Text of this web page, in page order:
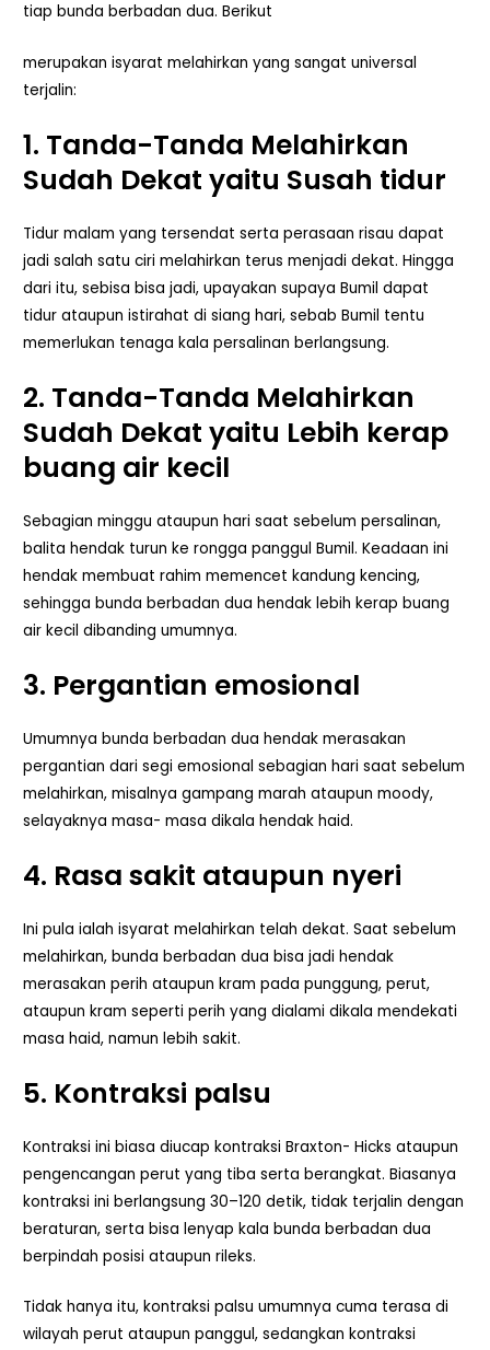
tiap bunda berbadan dua. Berikut
merupakan isyarat melahirkan yang sangat universal
terjalin:
1. Tanda-Tanda Melahirkan
Sudah Dekat yaitu Susah tidur
Tidur malam yang tersendat serta perasaan risau dapat
jadi salah satu ciri melahirkan terus menjadi dekat. Hingga
dari itu, sebisa bisa jadi, upayakan supaya Bumil dapat
tidur ataupun istirahat di siang hari, sebab Bumil tentu
memerlukan tenaga kala persalinan berlangsung.
2. Tanda-Tanda Melahirkan
Sudah Dekat yaitu Lebih kerap
buang air kecil
Sebagian minggu ataupun hari saat sebelum persalinan,
balita hendak turun ke rongga panggul Bumil. Keadaan ini
hendak membuat rahim memencet kandung kencing,
sehingga bunda berbadan dua hendak lebih kerap buang
air kecil dibanding umumnya.
3. Pergantian emosional
Umumnya bunda berbadan dua hendak merasakan
pergantian dari segi emosional sebagian hari saat sebelum
melahirkan, misalnya gampang marah ataupun moody,
selayaknya masa- masa dikala hendak haid.
4. Rasa sakit ataupun nyeri
Ini pula ialah isyarat melahirkan telah dekat. Saat sebelum
melahirkan, bunda berbadan dua bisa jadi hendak
merasakan perih ataupun kram pada punggung, perut,
ataupun kram seperti perih yang dialami dikala mendekati
masa haid, namun lebih sakit.
5. Kontraksi palsu
Kontraksi ini biasa diucap kontraksi Braxton- Hicks ataupun
pengencangan perut yang tiba serta berangkat. Biasanya
kontraksi ini berlangsung 30–120 detik, tidak terjalin dengan
beraturan, serta bisa lenyap kala bunda berbadan dua
berpindah posisi ataupun rileks.
Tidak hanya itu, kontraksi palsu umumnya cuma terasa di
wilayah perut ataupun panggul, sedangkan kontraksi